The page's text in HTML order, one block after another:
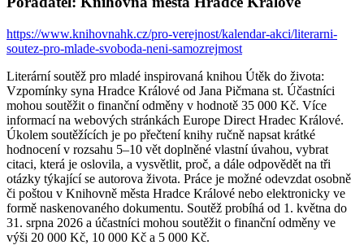
https://www.knihovnahk.cz/pro-verejnost/kalendar-akci/literarni-
soutez-pro-mlade-svoboda-neni-samozrejmost
Literární soutěž pro mladé inspirovaná knihou Útěk do života:
Vzpomínky syna Hradce Králové od Jana Pičmana st. Účastníci
mohou soutěžit o finanční odměny v hodnotě 35 000 Kč. Více
informací na webových stránkách Europe Direct Hradec Králové.
Úkolem soutěžících je po přečtení knihy ručně napsat krátké
hodnocení v rozsahu 5–10 vět doplněné vlastní úvahou, vybrat
citaci, která je oslovila, a vysvětlit, proč, a dále odpovědět na tři
otázky týkající se autorova života. Práce je možné odevzdat osobně
či poštou v Knihovně města Hradce Králové nebo elektronicky ve
formě naskenovaného dokumentu. Soutěž probíhá od 1. května do
31. srpna 2026 a účastníci mohou soutěžit o finanční odměny ve
výši 20 000 Kč, 10 000 Kč a 5 000 Kč.